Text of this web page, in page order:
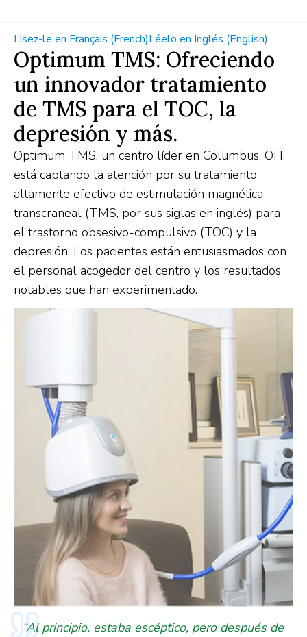
Lisez-le en Français (French)Léelo en Inglés (English)
Optimum TMS: Ofreciendo
un innovador tratamiento
de TMS para el TOC, la
depresión y más.
Optimum TMS, un centro líder en Columbus, OH,
está captando la atención por su tratamiento
altamente efectivo de estimulación magnética
transcraneal (TMS, por sus siglas en inglés) para
el trastorno obsesivo-compulsivo (TOC) y la
depresión. Los pacientes están entusiasmados con
el personal acogedor del centro y los resultados
notables que han experimentado.
“Al principio, estaba escéptico, pero después de